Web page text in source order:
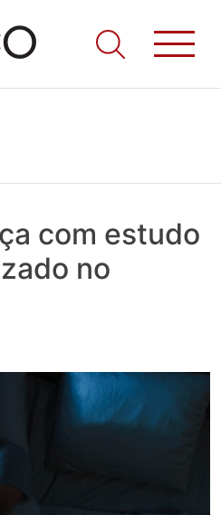
os Médicos. Onde as notícias
se passa na Saúde!
com estudo
no